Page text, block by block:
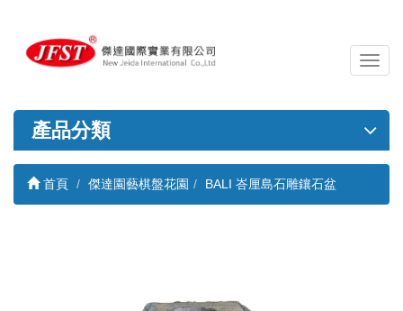
導
覽
關
產品分類
首頁 傑達園藝棋盤花園 BALI 峇厘島石雕鑲石盆